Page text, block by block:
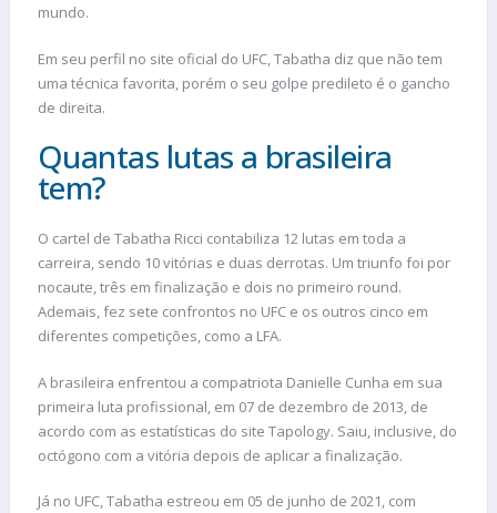
mundo.
Em seu perfil no site oficial do UFC, Tabatha diz que não tem
uma técnica favorita, porém o seu golpe predileto é o gancho
de direita.
Quantas lutas a brasileira
tem?
O cartel de Tabatha Ricci contabiliza 12 lutas em toda a
carreira, sendo 10 vitórias e duas derrotas. Um triunfo foi por
nocaute, três em finalização e dois no primeiro round.
Ademais, fez sete confrontos no UFC e os outros cinco em
diferentes competições, como a LFA.
A brasileira enfrentou a compatriota Danielle Cunha em sua
primeira luta profissional, em 07 de dezembro de 2013, de
acordo com as estatísticas do site Tapology. Saiu, inclusive, do
octógono com a vitória depois de aplicar a finalização.
Já no UFC, Tabatha estreou em 05 de junho de 2021, com